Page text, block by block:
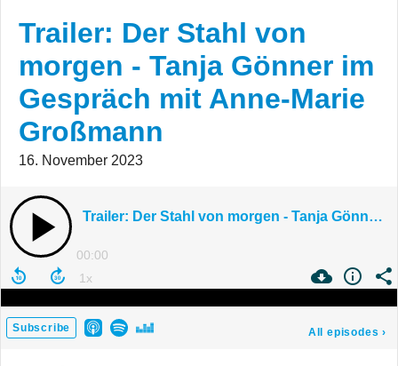
Trailer: Der Stahl von
morgen - Tanja Gönner im
Gespräch mit Anne-Marie
Großmann
16. November 2023
Trailer: Der Stahl von morgen - Tanja Gönner im Gespräch mit Anne-Marie Großmann
00:00
Subscribe All episodes ›